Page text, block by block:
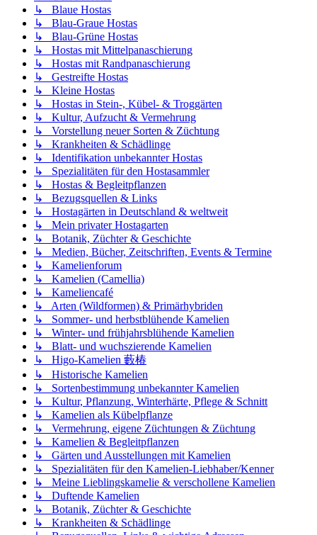
↳ Blaue Hostas
↳ Blau-Graue Hostas
↳ Blau-Grüne Hostas
↳ Hostas mit Mittelpanaschierung
↳ Hostas mit Randpanaschierung
↳ Gestreifte Hostas
↳ Kleine Hostas
↳ Hostas in Stein-, Kübel- & Troggärten
↳ Kultur, Aufzucht & Vermehrung
↳ Vorstellung neuer Sorten & Züchtung
↳ Krankheiten & Schädlinge
↳ Identifikation unbekannter Hostas
↳ Spezialitäten für den Hostasammler
↳ Hostas & Begleitpflanzen
↳ Bezugsquellen & Links
↳ Hostagärten in Deutschland & weltweit
↳ Mein privater Hostagarten
↳ Botanik, Züchter & Geschichte
↳ Medien, Bücher, Zeitschriften, Events & Termine
↳ Kamelienforum
↳ Kamelien (Camellia)
↳ Kameliencafé
↳ Arten (Wildformen) & Primärhybriden
↳ Sommer- und herbstblühende Kamelien
↳ Winter- und frühjahrsblühende Kamelien
↳ Blatt- und wuchszierende Kamelien
↳ Higo-Kamelien 藪椿
↳ Historische Kamelien
↳ Sortenbestimmung unbekannter Kamelien
↳ Kultur, Pflanzung, Winterhärte, Pflege & Schnitt
↳ Kamelien als Kübelpflanze
↳ Vermehrung, eigene Züchtungen & Züchtung
↳ Kamelien & Begleitpflanzen
↳ Gärten und Ausstellungen mit Kamelien
↳ Spezialitäten für den Kamelien-Liebhaber/Kenner
↳ Meine Lieblingskamelie & verschollene Kamelien
↳ Duftende Kamelien
↳ Botanik, Züchter & Geschichte
↳ Krankheiten & Schädlinge